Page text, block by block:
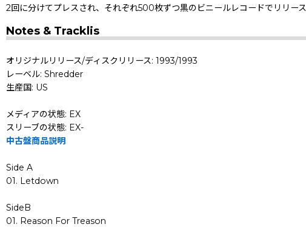
2回に分けてプレスされ、それぞれ500枚ずつ黒のビニールレコードでリリー
Notes & Tracklis
オリジナルリリース/ディスクリリース: 1993/1993
レーベル: Shredder
生産国: US
メディアの状態: EX
スリーブの状態: EX-
中古盤商品説明
Side A
01. Letdown
SideB
01. Reason For Treason